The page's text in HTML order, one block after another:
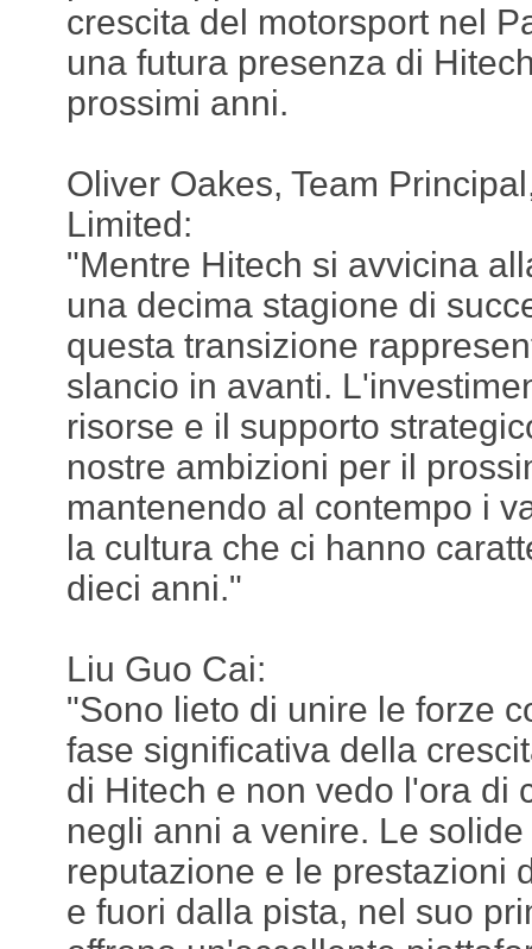
crescita del motorsport nel
una futura presenza di
prossimi anni.
Oliver Oakes, Team
Limited:
"Mentre Hitech si avvicina
una decima stagione di
questa transizione
slancio in avanti.
risorse e il supporto
nostre ambizioni per il
mantenendo al contempo i
la cultura che ci hanno
dieci anni."
Liu Guo Cai:
"Sono lieto di unire le forze
fase significativa della
di Hitech e non vedo l'ora di
negli anni a venire. Le
reputazione e le prestazioni
e fuori dalla pista, nel suo